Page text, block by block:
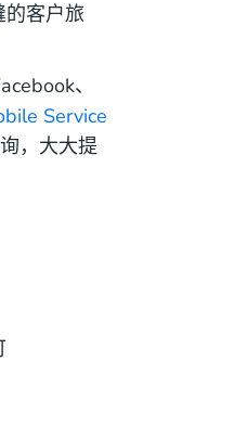
客户旅
、
Service
，大大提